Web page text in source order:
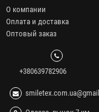
О компании
Оплата и доставка
Оптовый заказ
+380639782906